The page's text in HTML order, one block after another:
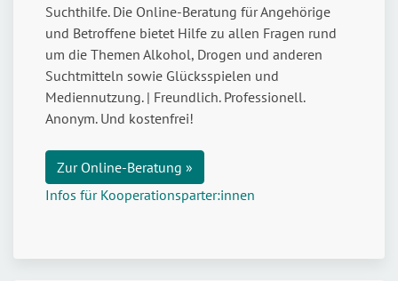
Suchthilfe. Die Online-Beratung für Angehörige
und Betroffene bietet Hilfe zu allen Fragen rund
um die Themen Alkohol, Drogen und anderen
Suchtmitteln sowie Glücksspielen und
Mediennutzung. | Freundlich. Professionell.
Anonym. Und kostenfrei!
Zur Online-Beratung »
Infos für Kooperationsparter:innen